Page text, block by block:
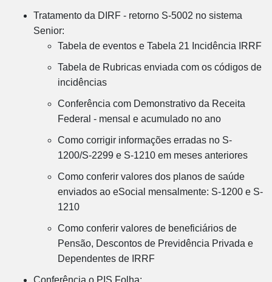
Tratamento da DIRF - retorno S-5002 no sistema
Senior:
Tabela de eventos e Tabela 21 Incidência IRRF
Tabela de Rubricas enviada com os códigos de
incidências
Conferência com Demonstrativo da Receita
Federal - mensal e acumulado no ano
Como corrigir informações erradas no S-
1200/S-2299 e S-1210 em meses anteriores
Como conferir valores dos planos de saúde
enviados ao eSocial mensalmente: S-1200 e S-
1210
Como conferir valores de beneficiários de
Pensão, Descontos de Previdência Privada e
Dependentes de IRRF
Conferência o PIS Folha: